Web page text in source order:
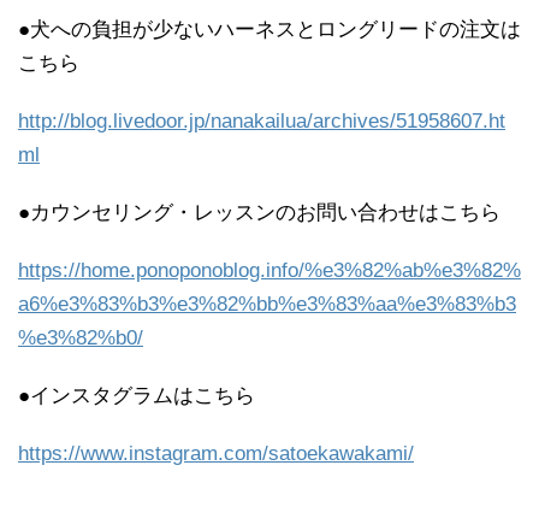
●犬への負担が少ないハーネスとロングリードの注文は
こちら
http://blog.livedoor.jp/nanakailua/archives/51958607.ht
ml
●カウンセリング・レッスンのお問い合わせはこちら
https://home.ponoponoblog.info/%e3%82%ab%e3%82%
a6%e3%83%b3%e3%82%bb%e3%83%aa%e3%83%b3
%e3%82%b0/
●インスタグラムはこちら
https://www.instagram.com/satoekawakami/